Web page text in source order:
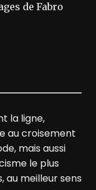
de Fabro
la ligne,
au croisement
mais aussi
le plus
au meilleur sens